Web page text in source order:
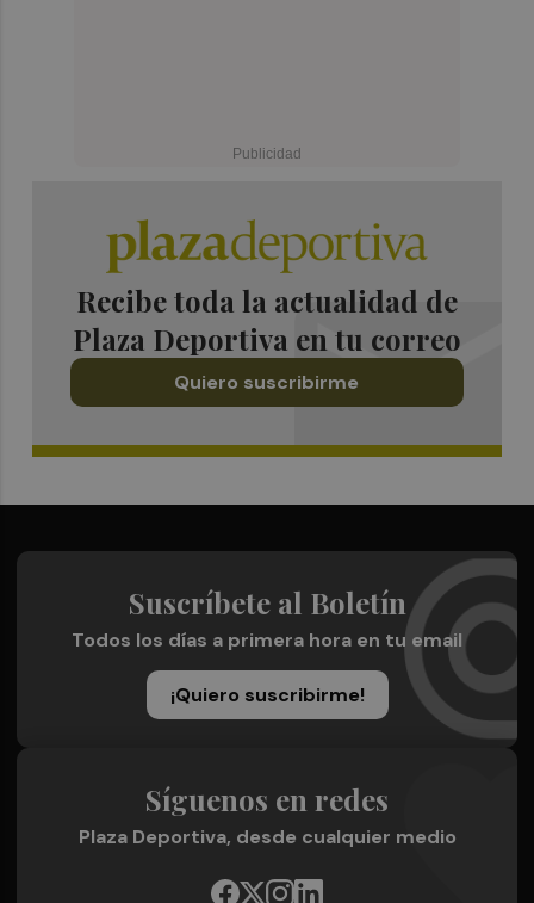
Recibe toda la actualidad de
Plaza Deportiva en tu correo
Quiero suscribirme
Suscríbete al Boletín
Todos los días a primera hora en tu email
¡Quiero suscribirme!
Síguenos en redes
Plaza Deportiva, desde cualquier medio